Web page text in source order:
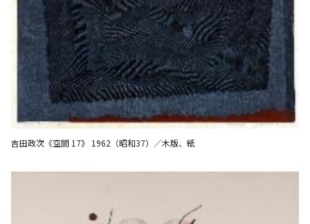
吉田政次《空間 17》 1962（昭和37）／木版、紙